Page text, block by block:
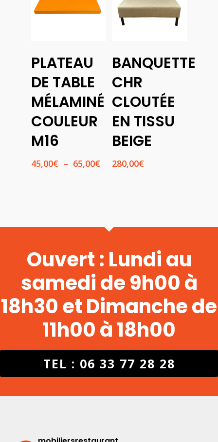
Des
Options
PLATEAU
DE TABLE
MÉLAMINÉ
COULEUR
M16
45,00€ – 65,00€Plage
Des
Options
BANQUETTE
CHR
CLOUTÉE
EN TISSU
BEIGE
280,00€
Ouvert : Lundi au
samedi de 9h00 à
18h30 et Dimanche de
11h00 à 18h00
TEL : 06 33 77 28 28